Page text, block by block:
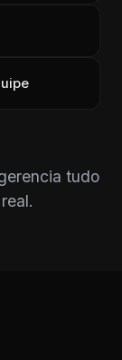
tudo